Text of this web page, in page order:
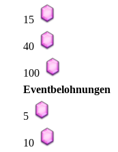
15
40
100
Eventbelohnungen
5
10